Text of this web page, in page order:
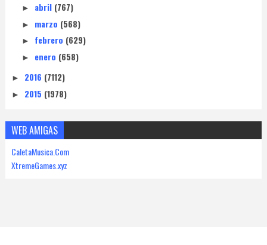
► abril (767)
► marzo (568)
► febrero (629)
► enero (658)
► 2016 (7112)
► 2015 (1978)
WEB AMIGAS
CaletaMusica.Com
XtremeGames.xyz